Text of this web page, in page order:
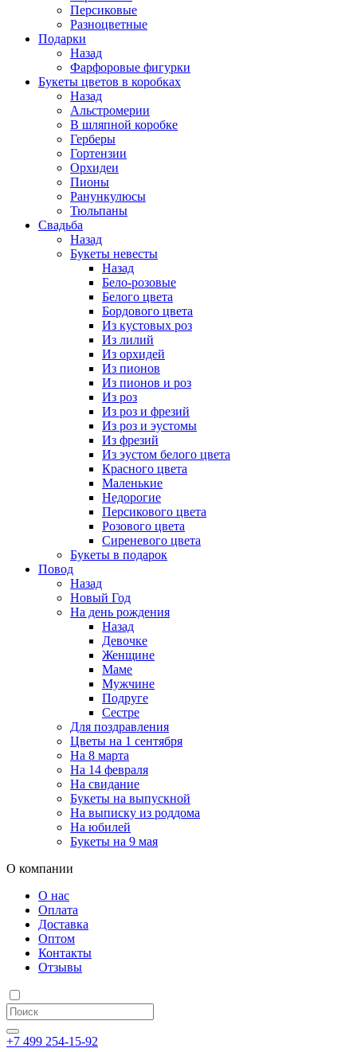
Персиковые
Разноцветные
Подарки
Назад
Фарфоровые фигурки
Букеты цветов в коробках
Назад
Альстромерии
В шляпной коробке
Герберы
Гортензии
Орхидеи
Пионы
Ранункулюсы
Тюльпаны
Свадьба
Назад
Букеты невесты
Назад
Бело-розовые
Белого цвета
Бордового цвета
Из кустовых роз
Из лилий
Из орхидей
Из пионов
Из пионов и роз
Из роз
Из роз и фрезий
Из роз и эустомы
Из фрезий
Из эустом белого цвета
Красного цвета
Маленькие
Недорогие
Персикового цвета
Розового цвета
Сиреневого цвета
Букеты в подарок
Повод
Назад
Новый Год
На день рождения
Назад
Девочке
Женщине
Маме
Мужчине
Подруге
Сестре
Для поздравления
Цветы на 1 сентября
На 8 марта
На 14 февраля
На свидание
Букеты на выпускной
На выписку из роддома
На юбилей
Букеты на 9 мая
О компании
О нас
Оплата
Доставка
Оптом
Контакты
Отзывы
+7 499 254-15-92